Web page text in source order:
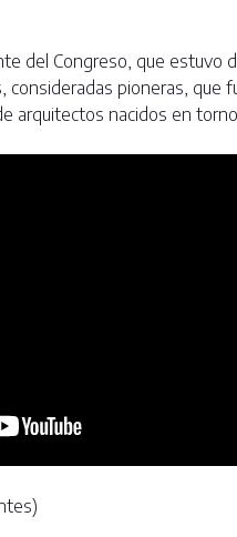
del Congreso, que estuvo
consideradas pioneras, que
arquitectos nacidos en